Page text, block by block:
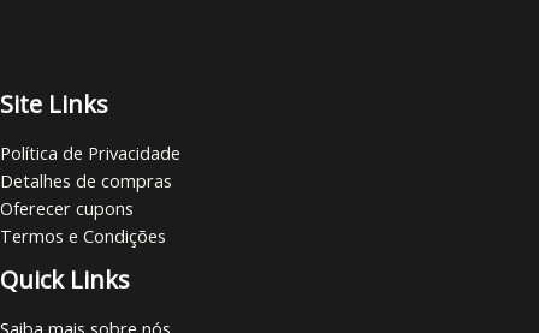
Site Links
Política de Privacidade
Detalhes de compras
Oferecer cupons
Termos e Condições
Quick Links